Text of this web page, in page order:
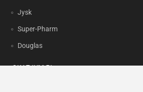
Jysk
Super-Pharm
Douglas
OKAZJUM.PL